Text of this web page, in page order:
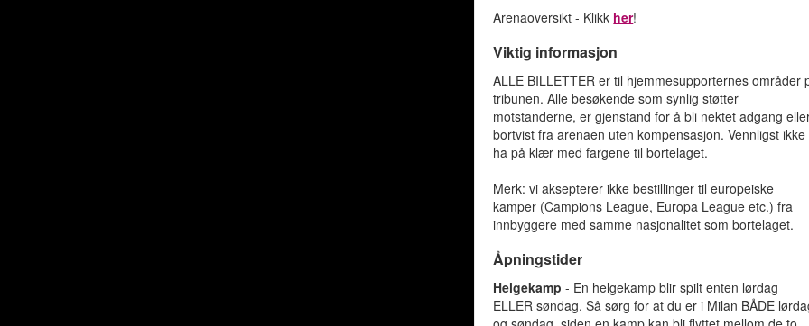
Arenaoversikt - Klikk her!
Viktig informasjon
ALLE BILLETTER er til hjemmesupporternes områder
tribunen. Alle besøkende som synlig støtter
motstanderne, er gjenstand for å bli nektet adgang
bortvist fra arenaen uten kompensasjon. Vennligst ikke
ha på klær med fargene til bortelaget.
Merk: vi aksepterer ikke bestillinger til europeiske
kamper (Campions League, Europa League etc.) fra
innbyggere med samme nasjonalitet som bortelaget.
Åpningstider
Helgekamp- En helgekamp blir spilt enten lørdag
ELLER søndag. Så sørg for at du er i Milan BÅDE